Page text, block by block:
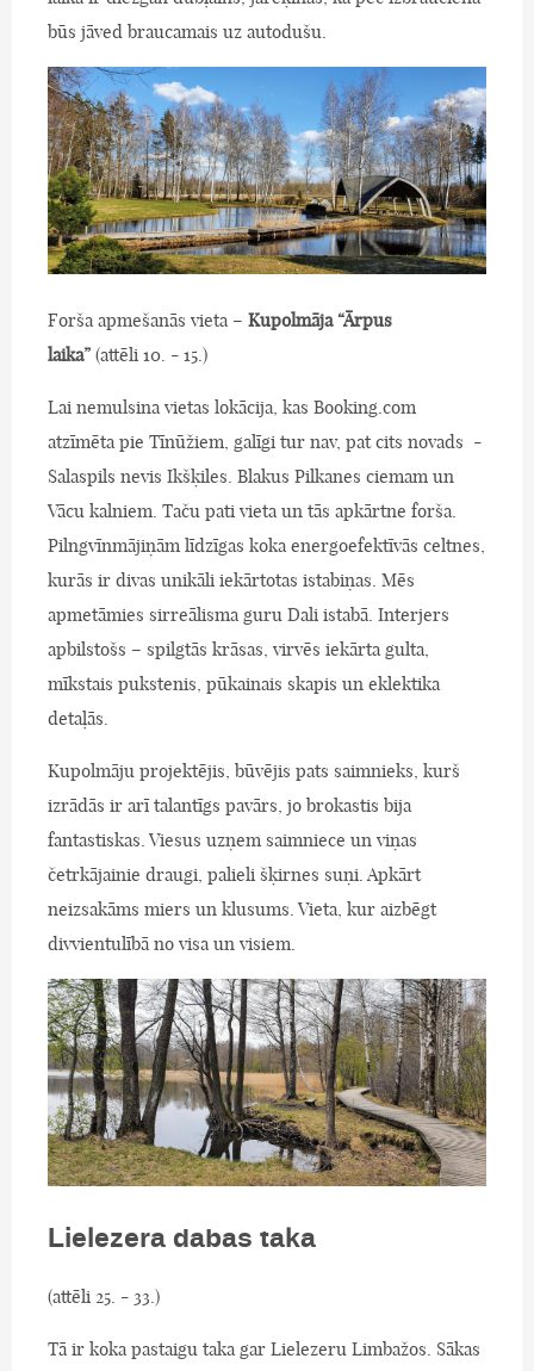
būs jāved braucamais uz autodušu.
Forša apmešanās vieta – Kupolmāja “Ārpus
laika” (attēli 10. - 15.)
Lai nemulsina vietas lokācija, kas Booking.com
atzīmēta pie Tīnūžiem, galīgi tur nav, pat cits novads -
Salaspils nevis Ikšķiles. Blakus Pilkanes ciemam un
Vācu kalniem. Taču pati vieta un tās apkārtne forša.
Pilngvīnmājiņām līdzīgas koka energoefektīvās celtnes,
kurās ir divas unikāli iekārtotas istabiņas. Mēs
apmetāmies sirreālisma guru Dali istabā. Interjers
apbilstošs – spilgtās krāsas, virvēs iekārta gulta,
mīkstais pukstenis, pūkainais skapis un eklektika
detaļās.
Kupolmāju projektējis, būvējis pats saimnieks, kurš
izrādās ir arī talantīgs pavārs, jo brokastis bija
fantastiskas. Viesus uzņem saimniece un viņas
četrkājainie draugi, palieli šķirnes suņi. Apkārt
neizsakāms miers un klusums. Vieta, kur aizbēgt
divvientulībā no visa un visiem.
Lielezera dabas taka
(attēli 25. - 33.)
Tā ir koka pastaigu taka gar Lielezeru Limbažos. Sākas